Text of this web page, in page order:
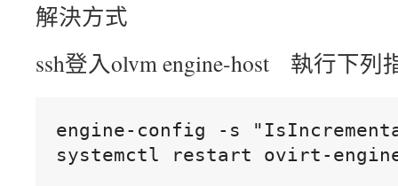
解決方式
ssh登入olvm engine-host 執行下列
engine-config -s
systemctl restart ovirt-